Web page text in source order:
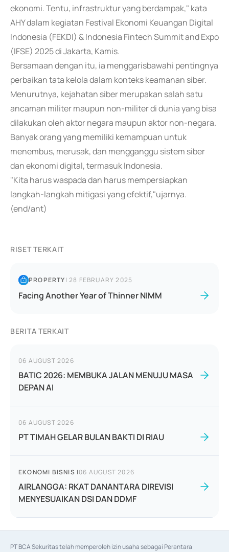
ekonomi. Tentu, infrastruktur yang berdampak," kata
AHY dalam kegiatan Festival Ekonomi Keuangan Digital
Indonesia (FEKDI) & Indonesia Fintech Summit and Expo
(IFSE) 2025 di Jakarta, Kamis.
Bersamaan dengan itu, ia menggarisbawahi pentingnya
perbaikan tata kelola dalam konteks keamanan siber.
Menurutnya, kejahatan siber merupakan salah satu
ancaman militer maupun non-militer di dunia yang bisa
dilakukan oleh aktor negara maupun aktor non-negara.
Banyak orang yang memiliki kemampuan untuk
menembus, merusak, dan mengganggu sistem siber
dan ekonomi digital, termasuk Indonesia.
"Kita harus waspada dan harus mempersiapkan
langkah-langkah mitigasi yang efektif,"ujarnya.
(end/ant)
RISET TERKAIT
PROPERTY|28 FEBRUARY 2025
Facing Another Year of Thinner NIMM
BERITA TERKAIT
06 AUGUST 2026
BATIC 2026: MEMBUKA JALAN MENUJU MASA
DEPAN AI
06 AUGUST 2026
PT TIMAH GELAR BULAN BAKTI DI RIAU
EKONOMI BISNIS |06 AUGUST 2026
AIRLANGGA: RKAT DANANTARA DIREVISI
MENYESUAIKAN DSI DAN DDMF
PT BCA Sekuritas telah memperoleh izin usaha sebagai Perantara